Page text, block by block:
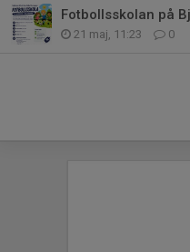
Fotbollsskolan på
21 maj, 11:23 0